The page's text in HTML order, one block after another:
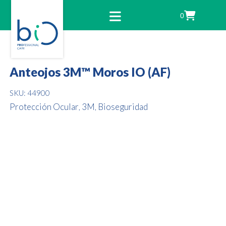
0
Anteojos 3M™ Moros IO (AF)
SKU: 44900
Protección Ocular, 3M, Bioseguridad